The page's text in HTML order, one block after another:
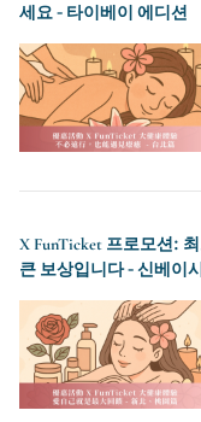
세요 - 타이베이 에디션
X FunTicket 프로모션:
큰 보상입니다 - 신베이